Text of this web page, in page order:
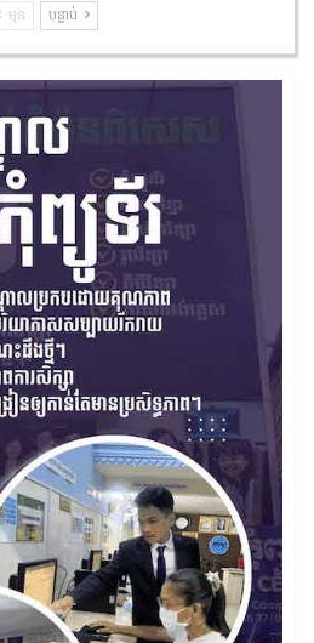
មុន បន្ទាប់